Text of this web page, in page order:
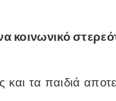
κοινωνικό
και τα παιδιά